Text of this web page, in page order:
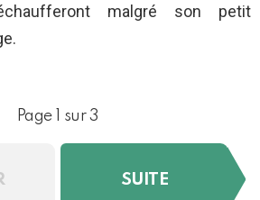
malgré son petit
Page 1 sur 3
SUITE